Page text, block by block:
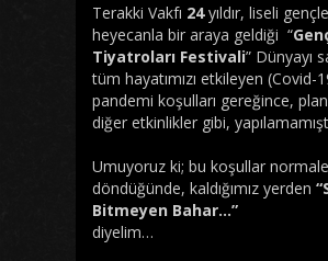
Terakki Vakfı 24yıldır, liseli
heyecanla bir araya geldiği “
Tiyatroları Festivali” Dünyayı
tüm hayatımızı etkileyen (Covid-
pandemi koşulları gereğince,
diğer etkinlikler gibi,
Umuyoruz ki; bu koşullar normale
döndüğünde, kaldığımız yerden
Bitmeyen Bahar…”
diyelim…